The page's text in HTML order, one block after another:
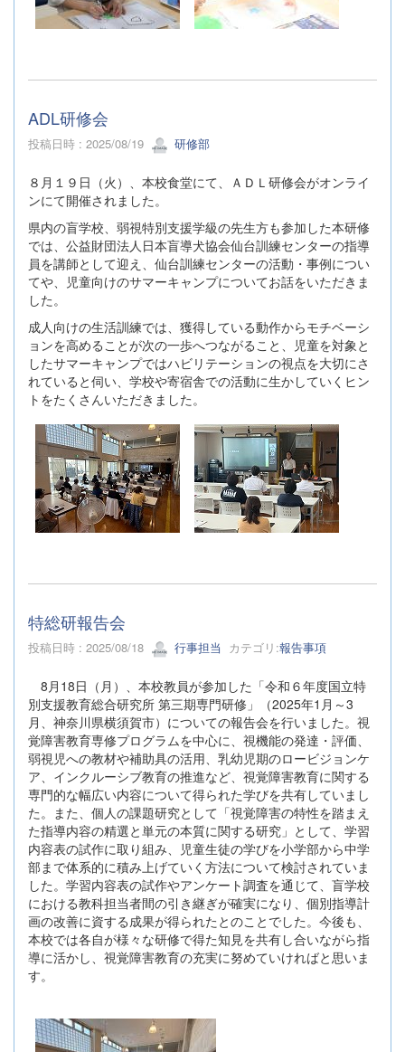
ADL研修会
投稿日時 : 2025/08/19 研修部
８月１９日（火）、本校食堂にて、ＡＤＬ研修会がオンライ
ンにて開催されました。
県内の盲学校、弱視特別支援学級の先生方も参加した本研修
では、公益財団法人日本盲導犬協会仙台訓練センターの指導
員を講師として迎え、仙台訓練センターの活動・事例につい
てや、児童向けのサマーキャンプについてお話をいただきま
した。
成人向けの生活訓練では、獲得している動作からモチベーシ
ョンを高めることが次の一歩へつながること、児童を対象と
したサマーキャンプではハビリテーションの視点を大切にさ
れていると伺い、学校や寄宿舎での活動に生かしていくヒン
トをたくさんいただきました。
特総研報告会
投稿日時 : 2025/08/18 行事担当 カテゴリ:報告事項
8月18日（月）、本校教員が参加した「令和６年度国立特
別支援教育総合研究所 第三期専門研修」（2025年1月～3
月、神奈川県横須賀市）についての報告会を行いました。視
覚障害教育専修プログラムを中心に、視機能の発達・評価、
弱視児への教材や補助具の活用、乳幼児期のロービジョンケ
ア、インクルーシブ教育の推進など、視覚障害教育に関する
専門的な幅広い内容について得られた学びを共有していまし
た。また、個人の課題研究として「視覚障害の特性を踏まえ
た指導内容の精選と単元の本質に関する研究」として、学習
内容表の試作に取り組み、児童生徒の学びを小学部から中学
部まで体系的に積み上げていく方法について検討されていま
した。学習内容表の試作やアンケート調査を通じて、盲学校
における教科担当者間の引き継ぎが確実になり、個別指導計
画の改善に資する成果が得られたとのことでした。今後も、
本校では各自が様々な研修で得た知見を共有し合いながら指
導に活かし、視覚障害教育の充実に努めていければと思いま
す。